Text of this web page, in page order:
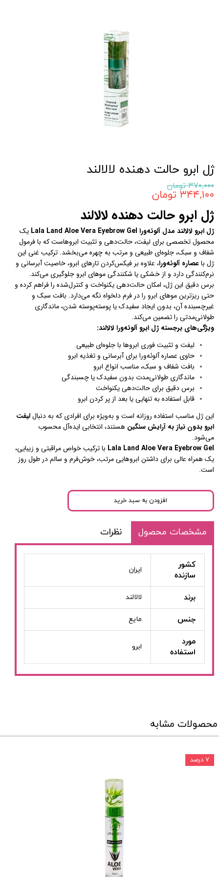
ژل ابرو حالت دهنده لالالند
۳۷۰,۰۰۰ تومان
۳۴۴,۱۰۰ تومان
ژل ابرو حالت دهنده لالالند
ژل ابرو لالالند مدل آلوئه‌ورا Lala Land Aloe Vera Eyebrow Gel
یک
محصول تخصصی برای لیفت، حالت‌دهی و تثبیت ابروهاست که با فرمول
شفاف و سبک، جلوه‌ای طبیعی و مرتب به چهره می‌بخشد. ترکیب غنی این
ژل باعصاره آلوئه‌ورا، علاوه بر فیکس‌کردن تارهای ابرو، خاصیت آبرسانی و
نرم‌کنندگی دارد و از خشکی یا شکنندگی موهای ابرو جلوگیری می‌کند.
برس دقیق این ژل، امکان حالت‌دهی یکنواخت و کنترل‌شده را فراهم کرده و
حتی ریزترین موهای ابرو را در فرم دلخواه نگه می‌دارد. بافت سبک و
غیرچسبنده آن، بدون ایجاد سفیدک یا پوسته‌پوسته شدن، ماندگاری
طولانی‌مدتی را تضمین می‌کند.
ویژگی‌های برجسته ژل ابرو آلوئه‌ورا لالالند:
لیفت و تثبیت فوری ابروها با جلوه‌ای طبیعی
حاوی عصاره آلوئه‌ورا برای آبرسانی و تغذیه ابرو
بافت شفاف و سبک، مناسب انواع ابرو
ماندگاری طولانی‌مدت بدون سفیدک یا چسبندگی
برس دقیق برای حالت‌دهی یکنواخت
قابل استفاده به تنهایی یا بعد از پر کردن ابرو
این ژل مناسب استفاده روزانه است و به‌ویژه برای افرادی که به دنباللیفت
ابرو بدون نیاز به آرایش سنگین هستند، انتخابی ایده‌آل محسوب
می‌شود.
Lala Land Aloe Vera Eyebrow Gel با ترکیب خواص مراقبتی و زیبایی،
یک همراه عالی برای داشتن ابروهایی مرتب، خوش‌فرم و سالم در طول روز
است.
افزودن به سبد خرید
مشخصات محصول نظرات
کشور
سازنده
ایران
برند لالالند
جنس مایع
مورد
استفاده
ابرو
محصولات مشابه
۷ درصد